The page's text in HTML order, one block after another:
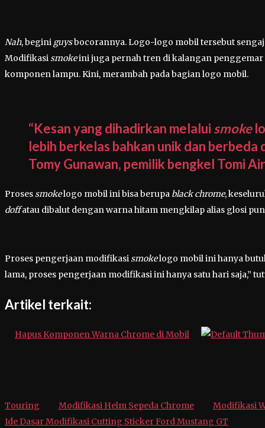
Nah, begini guysbocorannya. Logo-logo mobil tersebut
Modifikasismokeini juga pernah tren di kalangan
komponen lampu. Kini, merambah pada bagian logo mobil.
“Kesan yang dihadirkan melalui smoke
lebih berkelas bahkan unik dan berbeda
Tomy Gunawan, pemilik bengkel Tomi
Prosessmokelogo mobil ini bisa berupa black chrome,
doffatau dibalut dengan warna hitam mengkilap alias glosi
Proses pengerjaan modifikasismokelogo mobil ini hanya
lama, proses pengerjaan modifikasi ini hanya satu hari saja,”
Artikel terkait:
Hapus Komponen Warna Chrome di Mobil
Touring Modifikasi Helm Sepeda Chrome
Modifikasi
Ide Dasar Modifikasi Cutting Sticker Ford Mustang GT